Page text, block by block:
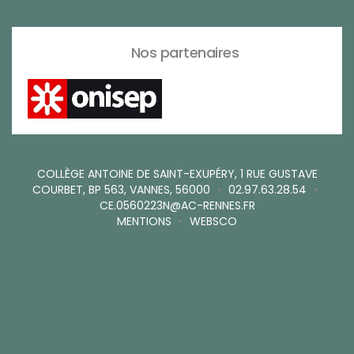
Nos partenaires
COLLÈGE ANTOINE DE SAINT-EXUPÉRY, 1 RUE GUSTAVE
COURBET, BP 563, VANNES, 56000 • 02.97.63.28.54 •
CE.0560223N@AC-RENNES.FR
MENTIONS • WEBSCO